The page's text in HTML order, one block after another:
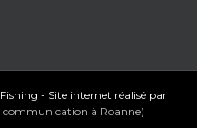
- Site internet réalisé par
communication à Roanne)